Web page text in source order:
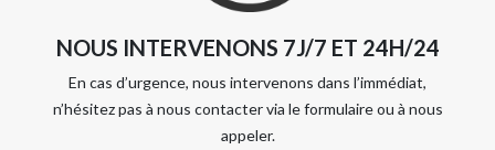
NOUS INTERVENONS 7J/7 ET 24H/24
En cas d’urgence, nous intervenons dans l’immédiat,
n’hésitez pas à nous contacter via le formulaire ou à nous
appeler.